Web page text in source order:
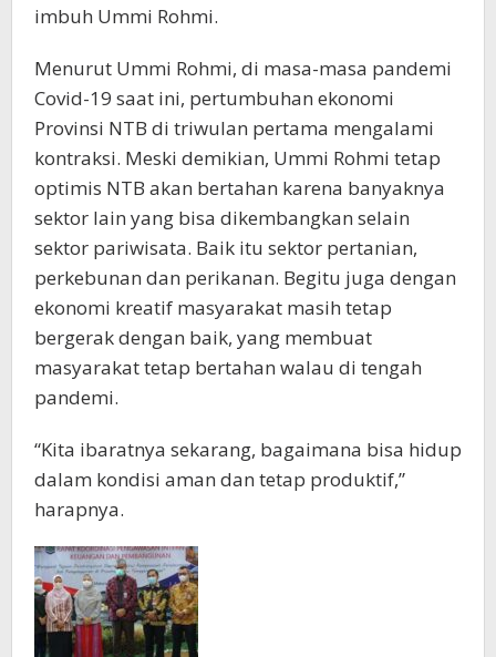
imbuh Ummi Rohmi.
Menurut Ummi Rohmi, di masa-masa pandemi
Covid-19 saat ini, pertumbuhan ekonomi
Provinsi NTB di triwulan pertama mengalami
kontraksi. Meski demikian, Ummi Rohmi tetap
optimis NTB akan bertahan karena banyaknya
sektor lain yang bisa dikembangkan selain
sektor pariwisata. Baik itu sektor pertanian,
perkebunan dan perikanan. Begitu juga dengan
ekonomi kreatif masyarakat masih tetap
bergerak dengan baik, yang membuat
masyarakat tetap bertahan walau di tengah
pandemi.
“Kita ibaratnya sekarang, bagaimana bisa hidup
dalam kondisi aman dan tetap produktif,”
harapnya.